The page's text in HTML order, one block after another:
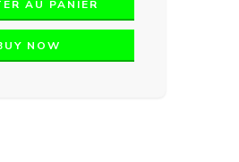
AU PANIER
NOW